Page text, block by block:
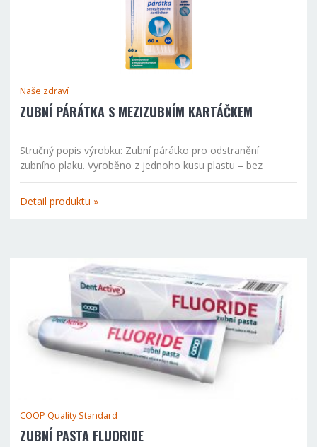
Naše zdraví
ZUBNÍ PÁRÁTKA S MEZIZUBNÍM KARTÁČKEM
Stručný popis výrobku: Zubní párátko pro odstranění
zubního plaku. Vyroběno z jednoho kusu plastu – bez
úlomků, neporézní. Kartáček přiložte horizontálně do
mezery mezi zuby. Pro odstranění zbytků jídla kartáčkem...
Detail produktu »
COOP Quality Standard
ZUBNÍ PASTA FLUORIDE